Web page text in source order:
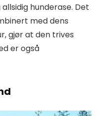
hunderase. Det
med dens
gjør at den trives
er også